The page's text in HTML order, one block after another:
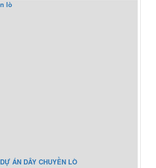
DỰ ÁN DÂY CHUYỀN LÒ